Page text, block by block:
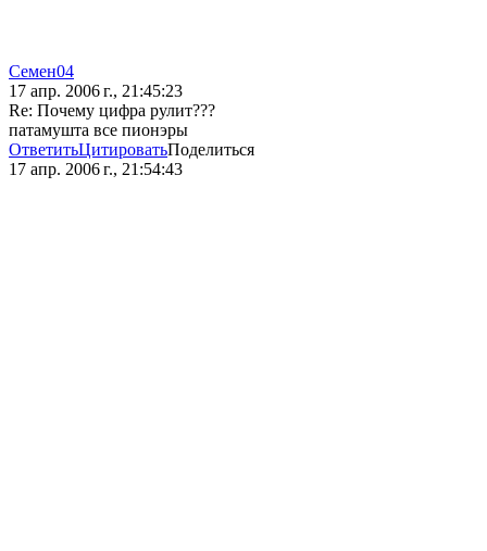
Семен04
17 апр. 2006 г., 21:45:23
Re: Почему цифра рулит???
патамушта все пионэры
ОтветитьЦитироватьПоделиться
17 апр. 2006 г., 21:54:43